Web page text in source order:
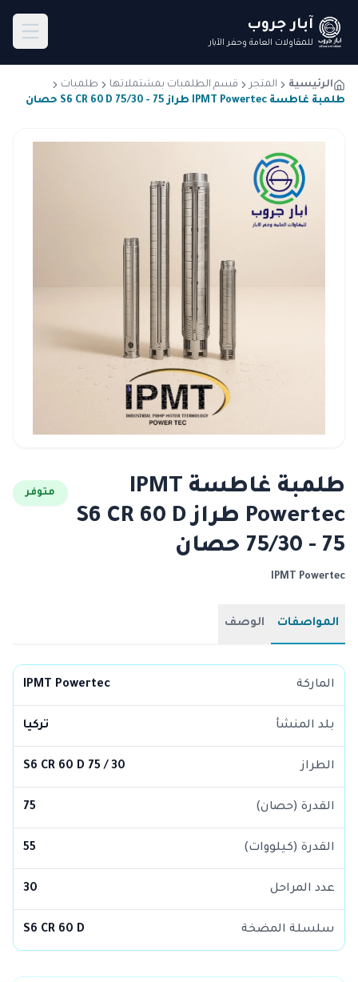
آبار جروب
للمقاولات العامة وحفر الآبار
الرئيسية المتجر قسم الطلمبات بمشتملاتها
طلمبات
طلمبة غاطسة IPMT Powertec طراز S6 CR 60 D 75/30 - 75 حصان
طلمبة غاطسة IPMT
Powertec طراز S6 CR 60 D
75/30 - 75 حصان
متوفر
IPMT Powertec
المواصفات الوصف
الماركة IPMT Powertec
بلد المنشأ تركيا
الطراز S6 CR 60 D 75 / 30
القدرة (حصان) 75
القدرة (كيلووات) 55
عدد المراحل 30
سلسلة المضخة S6 CR 60 D